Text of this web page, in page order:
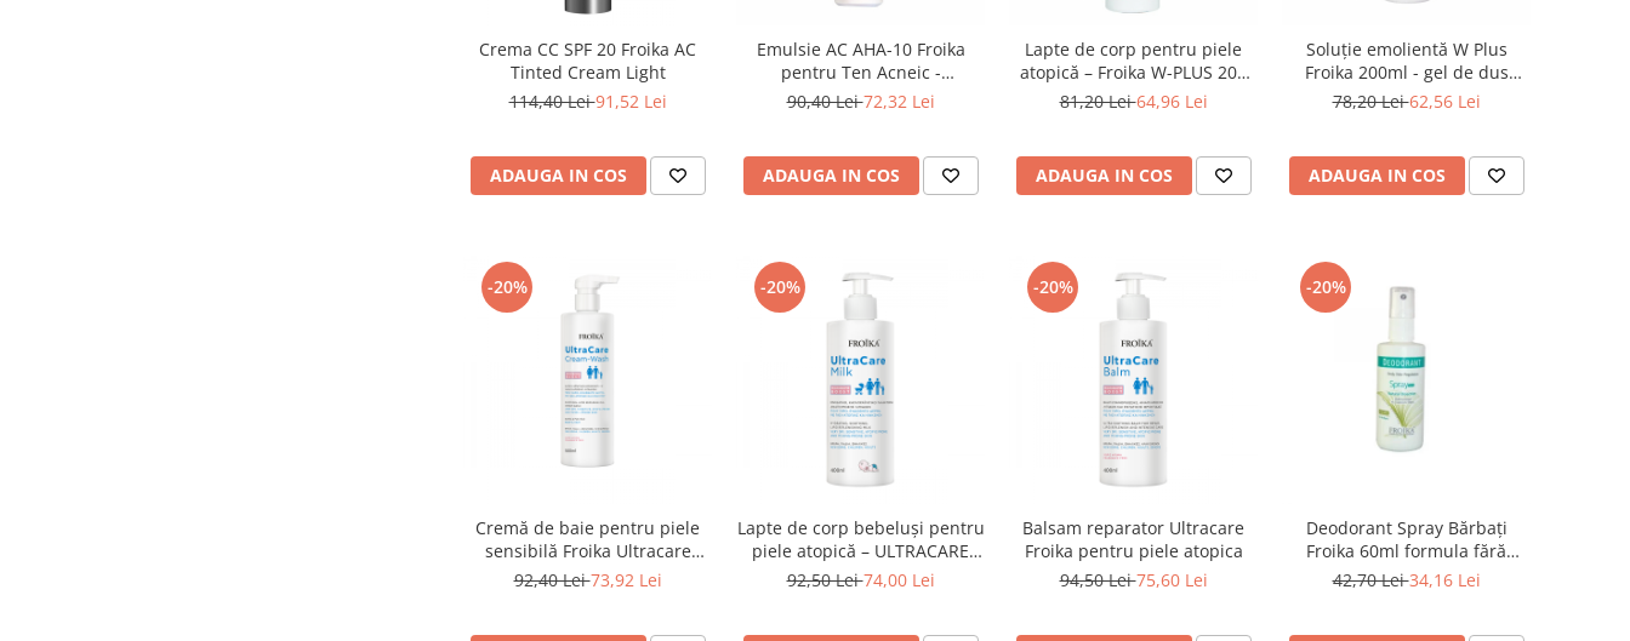
Crema CC SPF 20 Froika AC
Tinted Cream Light
114,40 Lei91,52 Lei
ADAUGA IN COS
Emulsie AC AHA-10 Froika
pentru Ten Acneic -
Tratament Profesional
90,40 Lei72,32 Lei
ADAUGA IN COS
Lapte de corp pentru piele
atopică – Froika W-PLUS 200
ml
81,20 Lei64,96 Lei
ADAUGA IN COS
Soluție emolientă W Plus
Froika 200ml - gel de dus
pentru piele atopică
78,20 Lei62,56 Lei
ADAUGA IN COS
-20%
Cremă de baie pentru piele
sensibilă Froika Ultracare
Cream Wash
92,40 Lei73,92 Lei
-20%
Lapte de corp bebeluși pentru
piele atopică – ULTRACARE
400 ml
92,50 Lei74,00 Lei
-20%
Balsam reparatοr Ultracare
Froika pentru piele atopica
94,50 Lei75,60 Lei
-20%
Deodorant Spray Bărbați
Froika 60ml formula fără
aluminiu
42,70 Lei34,16 Lei